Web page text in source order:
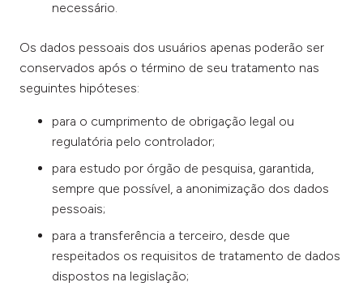
necessário.
Os dados pessoais dos usuários apenas poderão ser
conservados após o término de seu tratamento nas
seguintes hipóteses:
para o cumprimento de obrigação legal ou
regulatória pelo controlador;
para estudo por órgão de pesquisa, garantida,
sempre que possível, a anonimização dos dados
pessoais;
para a transferência a terceiro, desde que
respeitados os requisitos de tratamento de dados
dispostos na legislação;